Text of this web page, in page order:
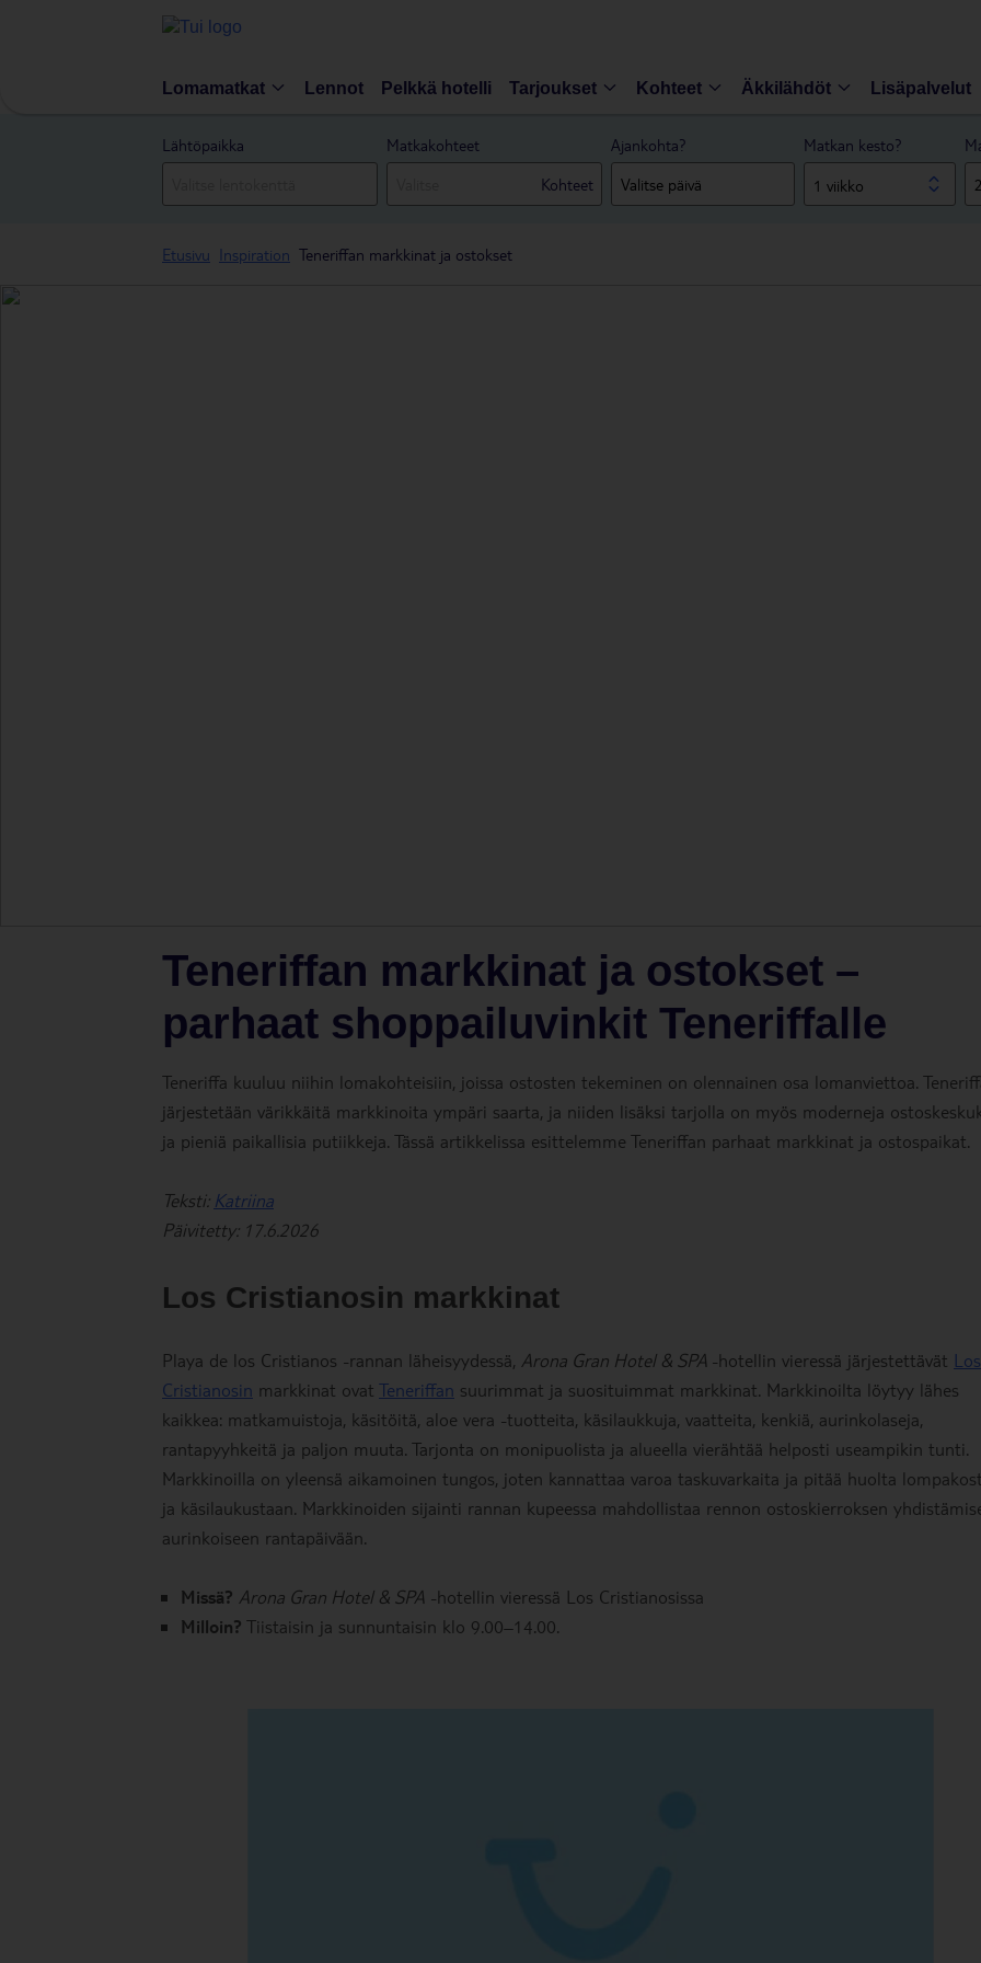
Lomamatkat Lennot Pelkkä hotelli Tarjoukset Kohteet Äkkilähdöt Lisäpalvelut
Lähtöpaikka
Matkakohteet
Kohteet
Ajankohta? Matkan kesto?
1 viikko
Etusivu Inspiration Teneriffan markkinat ja ostokset
Teneriffan markkinat ja ostokset –
parhaat shoppailuvinkit Teneriffalle
Teneriffa kuuluu niihin lomakohteisiin, joissa ostosten tekeminen on olennainen osa lomanviettoa.
järjestetään värikkäitä markkinoita ympäri saarta, ja niiden lisäksi tarjolla on myös moderneja
ja pieniä paikallisia putiikkeja. Tässä artikkelissa esittelemme Teneriffan parhaat markkinat ja ostospaikat.
Teksti: Katriina
Päivitetty: 17.6.2026
Los Cristianosin markkinat
Playa de los Cristianos -rannan läheisyydessä, Arona Gran Hotel & SPA -hotellin vieressä järjestettävät Los
Cristianosin markkinat ovat Teneriffan suurimmat ja suosituimmat markkinat. Markkinoilta löytyy lähes
kaikkea: matkamuistoja, käsitöitä, aloe vera -tuotteita, käsilaukkuja, vaatteita, kenkiä, aurinkolaseja,
rantapyyhkeitä ja paljon muuta. Tarjonta on monipuolista ja alueella vierähtää helposti useampikin tunti.
Markkinoilla on yleensä aikamoinen tungos, joten kannattaa varoa taskuvarkaita ja pitää huolta
ja käsilaukustaan. Markkinoiden sijainti rannan kupeessa mahdollistaa rennon ostoskierroksen
aurinkoiseen rantapäivään.
Missä? Arona Gran Hotel & SPA -hotellin vieressä Los Cristianosissa
Milloin? Tiistaisin ja sunnuntaisin klo 9.00–14.00.